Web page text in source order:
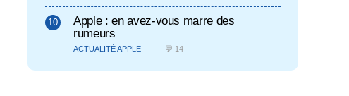
Apple : en avez-vous marre des
rumeurs
ACTUALITÉ APPLE 💬 14